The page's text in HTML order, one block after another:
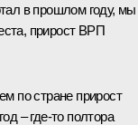
в прошлом году, мы
прирост ВРП
по стране прирост
– где‑то полтора